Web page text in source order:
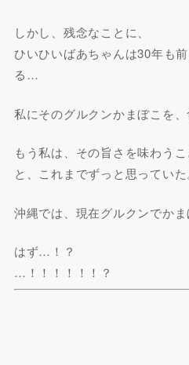
しかし、残念なことに、
ひいひいばあちゃんは30年も
る…
私にそのグルクンかまぼこを
もう私は、その旨さを味わう
と、これまでずっと思っていた
沖縄では、現在グルクンでか
はず…！？
…！！！！！！？